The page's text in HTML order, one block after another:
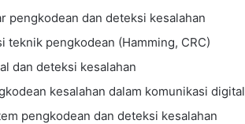
pengkodean dan deteksi kesalahan
teknik pengkodean (Hamming, CRC)
dan deteksi kesalahan
kesalahan dalam komunikasi digital
pengkodean dan deteksi kesalahan